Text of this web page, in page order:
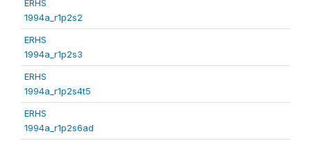
ERHS
1994a_r1p2s2
ERHS
1994a_r1p2s3
ERHS
1994a_r1p2s4t5
ERHS
1994a_r1p2s6ad